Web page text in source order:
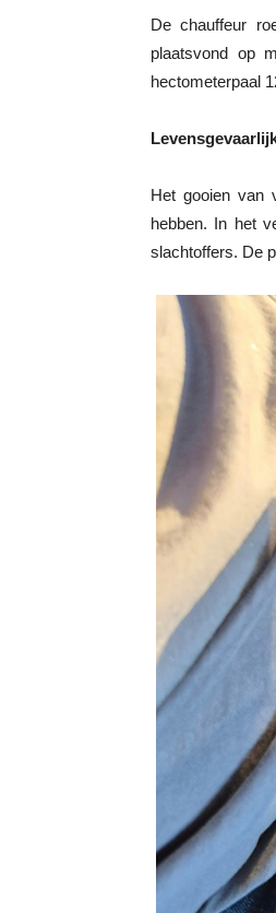
De chauffeur
plaatsvond op
hectometerpaal
Het gooien van
hebben. In het
slachtoffers. De